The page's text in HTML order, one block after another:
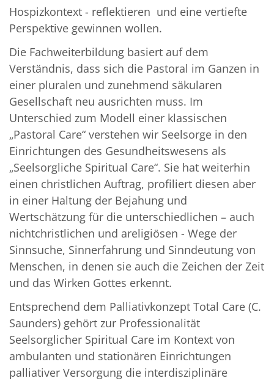
Hospizkontext - reflektieren und eine vertiefte
Perspektive gewinnen wollen.
Die Fachweiterbildung basiert auf dem
Verständnis, dass sich die Pastoral im Ganzen in
einer pluralen und zunehmend säkularen
Gesellschaft neu ausrichten muss. Im
Unterschied zum Modell einer klassischen
„Pastoral Care“ verstehen wir Seelsorge in den
Einrichtungen des Gesundheitswesens als
„Seelsorgliche Spiritual Care“. Sie hat weiterhin
einen christlichen Auftrag, profiliert diesen aber
in einer Haltung der Bejahung und
Wertschätzung für die unterschiedlichen – auch
nichtchristlichen und areligiösen - Wege der
Sinnsuche, Sinnerfahrung und Sinndeutung von
Menschen, in denen sie auch die Zeichen der Zeit
und das Wirken Gottes erkennt.
Entsprechend dem Palliativkonzept Total Care (C.
Saunders) gehört zur Professionalität
Seelsorglicher Spiritual Care im Kontext von
ambulanten und stationären Einrichtungen
palliativer Versorgung die interdisziplinäre